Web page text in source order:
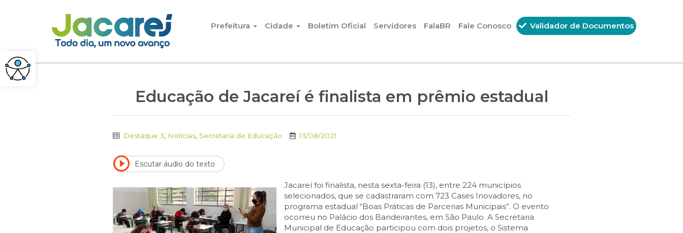
Pular para o conteúdo
Prefeitura
Cidade Boletim Oficial Servidores FalaBR Fale Conosco Validador de Documentos
Educação de Jacareí é finalista em prêmio estadual
Destaque 3 Notícias Secretaria de Educação 13/08/2021
Escutar áudio do texto
Jacareí foi finalista, nesta sexta-feira (13), entre 224 municípios
selecionados, que se cadastraram com 723 Cases Inovadores, no
programa estadual “Boas Práticas de Parcerias Municipais”. O evento
ocorreu no Palácio dos Bandeirantes, em São Paulo. A Secretaria
Municipal de Educação participou com dois projetos, o Sistema